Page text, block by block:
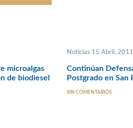
microalgas
de biodiesel
Noticias 15 Abril, 2011
Continúan
Postgrado en San
SIN COMENTARIOS